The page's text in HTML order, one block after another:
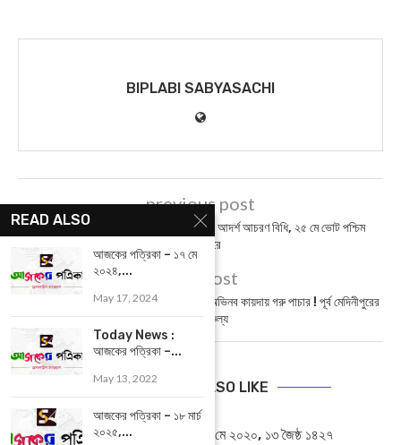
BIPLABI SABYASACHI
previous post
Paschim Medinipur : লাগু হয়ে গেল আদর্শ আচরণ বিধি, ২৫ মে ভোট পশ্চিম
মেদিনীপুরে
next post
Cattle Smuggling : তেলের ট্যাঙ্কারে অভিনব কায়দায় গরু পাচার ! পূর্ব মেদিনীপুরের
ঘটনায় চাঞ্চল্য
YOU MAY ALSO LIKE
ই-পেপার আজকের পত্রিকা- ২৭মে ২০২০, ১৩ জৈষ্ঠ ১৪২৭
READ ALSO
আজকের পত্রিকা – ১৭ মে
২০২৪,...
May 17, 2024
Today News :
আজকের পত্রিকা –...
May 13, 2022
আজকের পত্রিকা – ১৮ মার্চ
২০২৫,...